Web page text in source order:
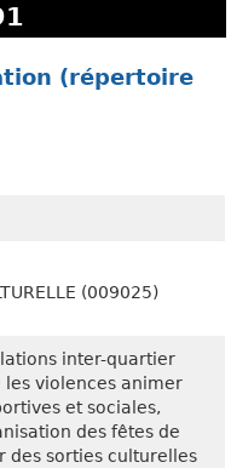
(répertoire
(009025)
inter-quartier
violences animer
et sociales,
des fêtes de
des sorties culturelles